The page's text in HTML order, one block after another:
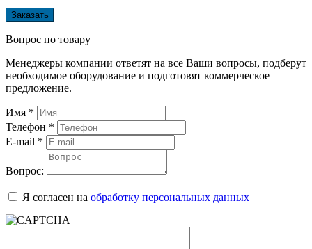
Заказать
Вопрос по товару
Менеджеры компании ответят на все Ваши вопросы, подберут
необходимое оборудование и подготовят коммерческое
предложение.
Имя *
Телефон *
E-mail *
Вопрос:
Я согласен на обработку персональных данных